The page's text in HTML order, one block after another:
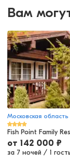
Вам
Московская область
Fish Point Family
от 142 000 ₽
за 7 ночей / 1